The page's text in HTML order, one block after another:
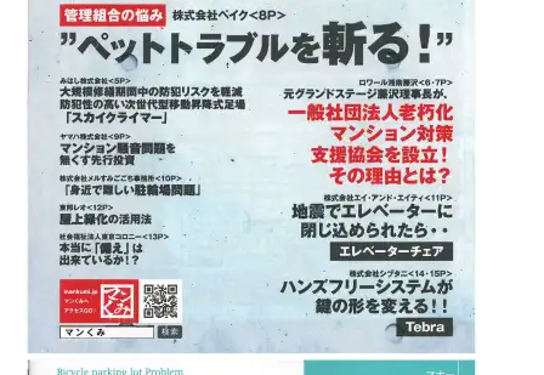
会社概要
代表挨拶 »
経営理念 »
スタッフ紹介 »
実績・お客様の声
よくあるご質問
コラム